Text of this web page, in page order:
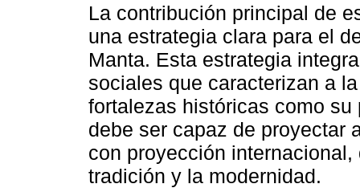
La contribución principal de
una estrategia clara para el
Manta. Esta estrategia
sociales que caracterizan a
fortalezas históricas como
debe ser capaz de proyectar
con proyección
tradición y la modernidad.